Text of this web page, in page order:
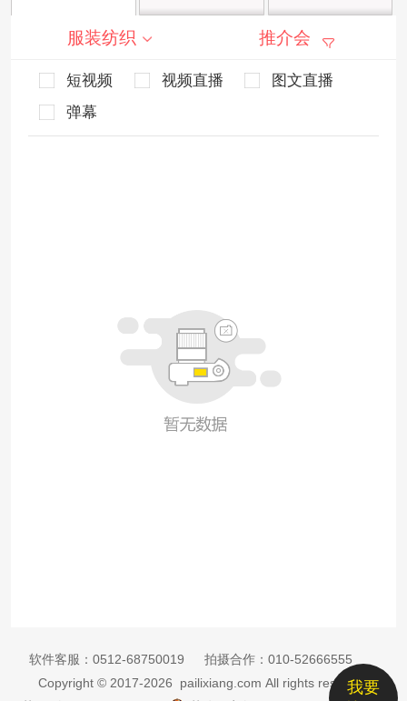
服装纺织 推介会
短视频 视频直播
图文直播
弹幕
我要
软件客服： 0512-68750019 拍摄合作： 010-52666555
Copyright © 2017-2026 pailixiang.com All rights reserved